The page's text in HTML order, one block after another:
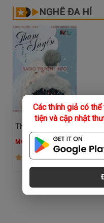
Các thính giả có
tiện và cập nhật
NGHÊ ĐA HỈ
Tham Luyến
MC Thuý Hà
(225)